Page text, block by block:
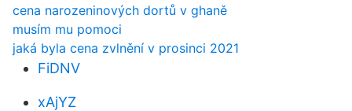
cena narozeninových dortů v ghaně
musím mu pomoci
jaká byla cena zvlnění v prosinci 2021
FiDNV
xAjYZ